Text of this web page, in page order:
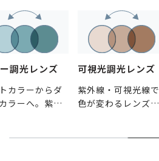
調光レンズ
カラーからダ
ラーへ。紫外
可視光調光レンズ
紫外線・可視光線で
色が変わるレンズ。